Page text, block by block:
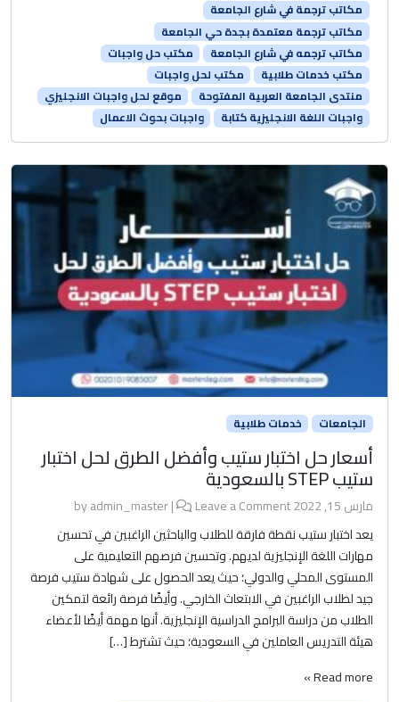
مكاتب ترجمة في شارع الجامعة
مكاتب ترجمة معتمدة بجدة حي الجامعة
مكاتب ترجمه في شارع الجامعة
مكتب حل واجبات
مكتب خدمات طلابية
مكتب لحل واجبات
منتدى الجامعة العربية المفتوحة
موقع لحل واجبات الانجليزي
واجبات اللغة الانجليزية كتابة
واجبات بحوث الاعمال
الجامعات خدمات طلابية
أسعار حل اختبار ستيب وأفضل الطرق لحل اختبار
ستيب STEP بالسعودية
مارس 15, 2022 admin_master|
Leave a Comment
يعد اختبار ستيب نقطة فارقة للطلاب والباحثين الراغبين في تحسين
مهارات اللغة الإنجليزية لديهم. وتحسين فرصهم التعليمية على
المستوى المحلي والدولي؛ حيث يعد الحصول على شهادة ستيب فرصة
جيد لطلاب الراغبين في الابتعاث الخارجي. وأيضًا فرصة رائعة لتمكين
الطلاب من دراسة البرامج الدراسية الإنجليزية. أنها مهمة أيضًا لأعضاء
هيئة التدريس العاملين في السعودية؛ حيث تشترط […]
Read more »